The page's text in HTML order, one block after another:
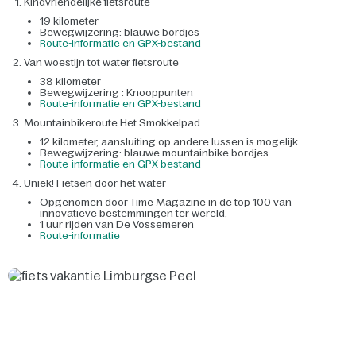
19 kilometer
Bewegwijzering: blauwe bordjes
Route-informatie en GPX-bestand
Van woestijn tot water fietsroute
38 kilometer
Bewegwijzering : Knooppunten
Route-informatie en GPX-bestand
Mountainbikeroute Het Smokkelpad
12 kilometer, aansluiting op andere lussen is mogelijk
Bewegwijzering: blauwe mountainbike bordjes
Route-informatie en GPX-bestand
Uniek! Fietsen door het water
Opgenomen door Time Magazine in de top 100 van
innovatieve bestemmingen ter wereld,
1 uur rijden van De Vossemeren
Route-informatie